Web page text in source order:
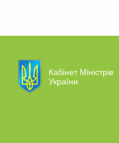
Кабінет Міністрів
України